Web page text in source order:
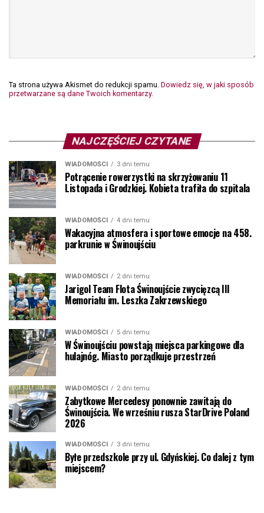
Ta strona używa Akismet do redukcji spamu. Dowiedz się, w jaki sposób
przetwarzane są dane Twoich komentarzy.
NAJCZĘŚCIEJ CZYTANE
WIADOMOŚCI 3 dni temu
Potrącenie rowerzystki na skrzyżowaniu 11
Listopada i Grodzkiej. Kobieta trafiła do szpitala
WIADOMOŚCI 4 dni temu
Wakacyjna atmosfera i sportowe emocje na 458.
parkrunie w Świnoujściu
WIADOMOŚCI 2 dni temu
Jarigol Team Flota Świnoujście zwycięzcą III
Memoriału im. Leszka Zakrzewskiego
WIADOMOŚCI 5 dni temu
W Świnoujściu powstają miejsca parkingowe dla
hulajnóg. Miasto porządkuje przestrzeń
WIADOMOŚCI 2 dni temu
Zabytkowe Mercedesy ponownie zawitają do
Świnoujścia. We wrześniu rusza StarDrive Poland
2026
WIADOMOŚCI 3 dni temu
Byłe przedszkole przy ul. Gdyńskiej. Co dalej z tym
miejscem?